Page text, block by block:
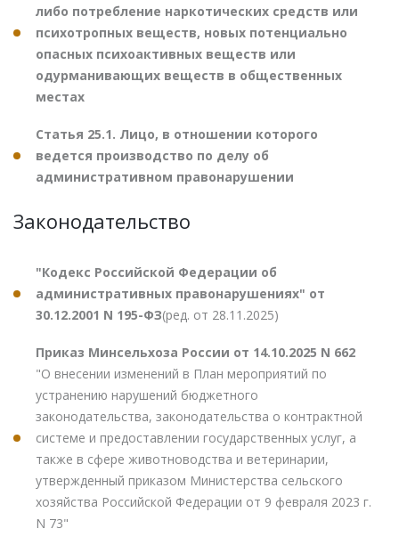
либо потребление наркотических средств или
психотропных веществ, новых потенциально
опасных психоактивных веществ или
одурманивающих веществ в общественных
местах
Статья 25.1. Лицо, в отношении которого
ведется производство по делу об
административном правонарушении
Законодательство
"Кодекс Российской Федерации об
административных правонарушениях" от
30.12.2001 N 195-ФЗ(ред. от 28.11.2025)
Приказ Минсельхоза России от 14.10.2025 N 662
"О внесении изменений в План мероприятий по
устранению нарушений бюджетного
законодательства, законодательства о контрактной
системе и предоставлении государственных услуг, а
также в сфере животноводства и ветеринарии,
утвержденный приказом Министерства сельского
хозяйства Российской Федерации от 9 февраля 2023 г.
N 73"